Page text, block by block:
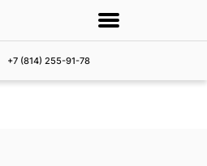
+7 (814) 255-91-78